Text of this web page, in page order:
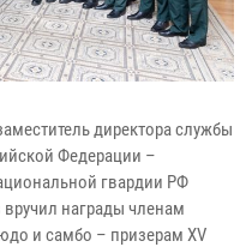
директора службы
Федерации –
гвардии РФ
награды членам
и самбо – призерам ХV